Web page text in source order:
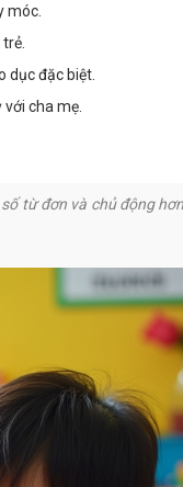
móc.
dục đặc biệt.
cha mẹ.
từ đơn và chủ động